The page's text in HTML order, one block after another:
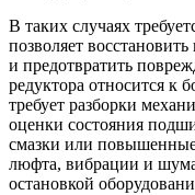
В таких случаях
позволяет
и предотвратить
редуктора относится к
требует разборки
оценки состояния
смазки или
люфта, вибрации и
остановкой